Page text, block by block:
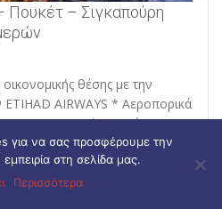
– Σιγκαπούρη
θέσης με την
ETIHAD AIRWAYS * Αεροπορικά
με εσωτερική εταιρεία
* Αεροπορικά εισιτήρια
εταιρεία (Μπανγκόκ-
οικονομικής θέσης
για να σας προσφέρουμε την
στη σελίδα μας.
Περισσότερα